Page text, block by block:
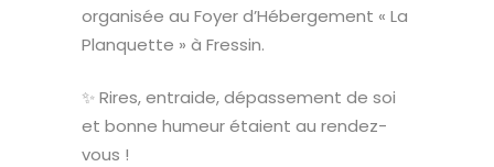
organisée au Foyer d’Hébergement « La
Planquette » à Fressin.
✨ Rires, entraide, dépassement de soi
et bonne humeur étaient au rendez-
vous !